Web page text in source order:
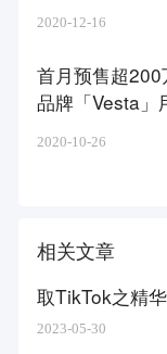
2020-12-16
首月预售超
品牌「Vesta」
2020-10-26
相关文章
取TikTok之精
2023-05-30